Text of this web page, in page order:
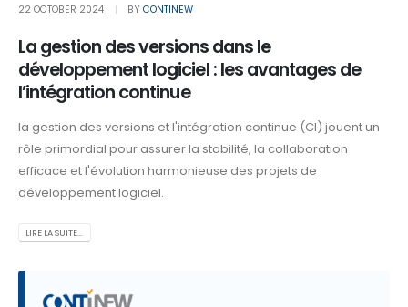
22 OCTOBER 2024 BY CONTINEW
La gestion des versions dans le
développement logiciel : les avantages de
l’intégration continue
la gestion des versions et l'intégration continue (CI) jouent un
rôle primordial pour assurer la stabilité, la collaboration
efficace et l'évolution harmonieuse des projets de
développement logiciel.
LIRE LA SUITE...